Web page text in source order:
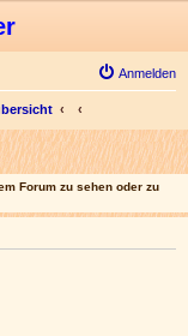
Anmelden
Forum zu sehen oder zu